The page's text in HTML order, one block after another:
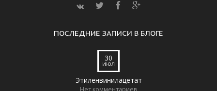
ПОСЛЕДНИЕ ЗАПИСИ В БЛОГЕ
30
ИЮЛ
Этиленвинилацетат
Нет комментариев